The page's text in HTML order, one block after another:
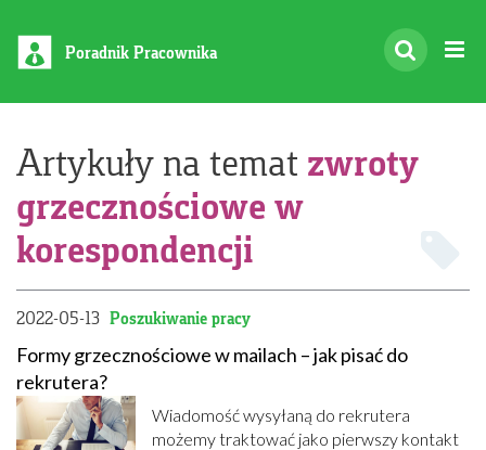
Poradnik Pracownika
Artykuły na temat zwroty
grzecznościowe w
korespondencji
2022-05-13 Poszukiwanie pracy
Formy grzecznościowe w mailach – jak pisać do
rekrutera?
Wiadomość wysyłaną do rekrutera
możemy traktować jako pierwszy kontakt